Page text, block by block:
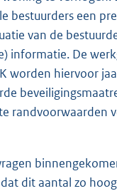
bestuurders een
van de
informatie. De
worden hiervoor
randvoorwaarden
dit aantal zo